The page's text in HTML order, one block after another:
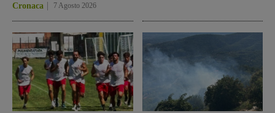
Cronaca 7 Agosto 2026